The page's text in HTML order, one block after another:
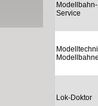
Service
Lok-Doktor